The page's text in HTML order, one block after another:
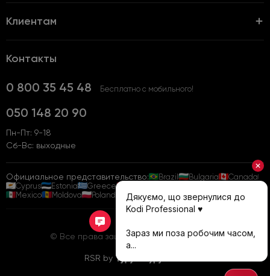
Клиентам
Контакты
0 800 35 45 48 Бесплатно с мобильного!
050 148 20 90
Пн-Пт: 9-18
Сб-Вс: выходные
Официальное представительство: Brazil Bulgaria
Canada
Cyprus
Estonia Greece
Mexico
Moldova Poland Всі...
© Все права защищены Kodi-Professional
RSR by
Наверх